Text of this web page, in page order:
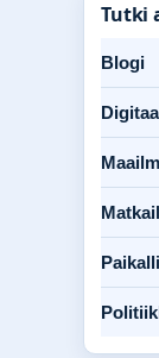
Tutki
Blogi